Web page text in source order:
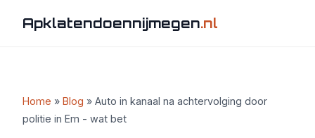
Apklatendoennijmegen.nl
Home » Blog » Auto in kanaal na achtervolging door
politie in Em - wat bet